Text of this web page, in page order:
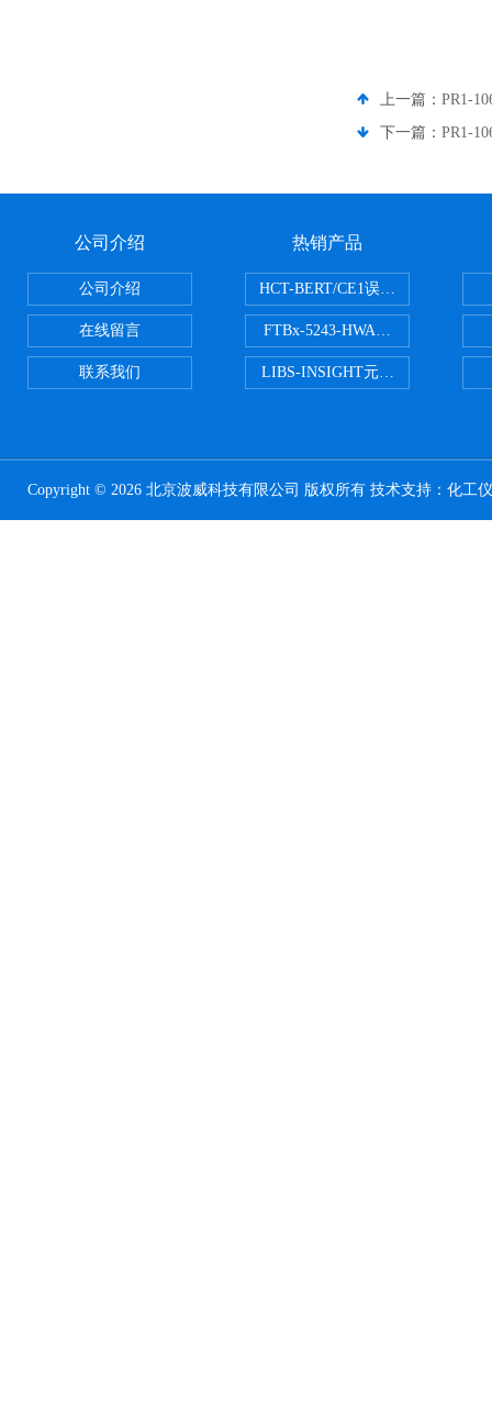
上一篇： PR1-
下一篇： PR1-
公司介绍
公司介绍
在线留言
联系我们
热销产品
HCT-BERT/CE1误码测试仪
FTBx-5243-HWA光谱分析仪
LIBS-INSIGHT元素光谱分析仪
Copyright © 2026 北京波威科技有限公司 版权所有 技术支持： 化工